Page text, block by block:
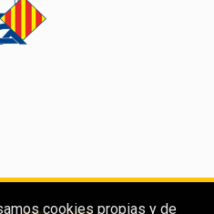
cookies propias y de